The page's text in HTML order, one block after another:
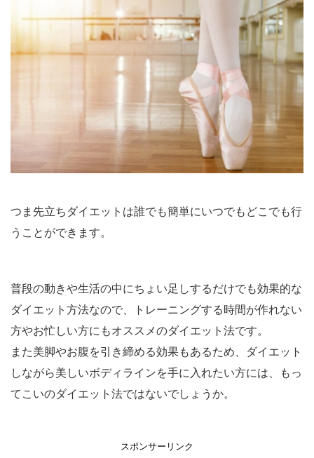
つま先立ちダイエットは誰でも簡単にいつでもどこでも行
うことができます。
普段の動きや生活の中にちょい足しするだけでも効果的な
ダイエット方法なので、トレーニングする時間が作れない
方やお忙しい方にもオススメのダイエット法です。
また美脚やお腹を引き締める効果もあるため、ダイエット
しながら美しいボディラインを手に入れたい方には、もっ
てこいのダイエット法ではないでしょうか。
スポンサーリンク